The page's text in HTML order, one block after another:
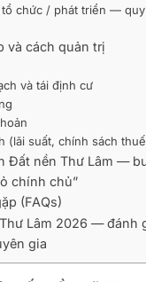
tổ chức / phát triển —
và cách quản trị
và tái định cư
(lãi suất, chính sách
Đất nền Thư Lâm —
chính chủ”
(FAQs)
Lâm 2026 — đánh
gia